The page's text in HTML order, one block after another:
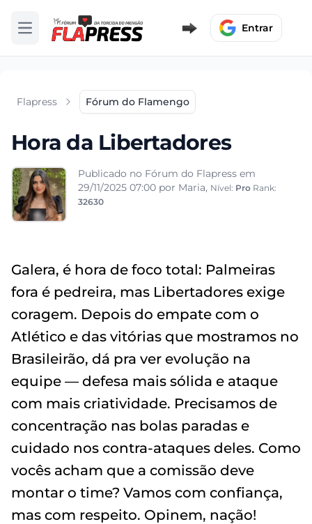
Abrir menu Entrar
Flapress Fórum do Flamengo
Hora da Libertadores
Publicado no Fórum do Flapress em
29/11/2025 07:00 por Maria, Nível: Pro Rank:
32630
Galera, é hora de foco total: Palmeiras
fora é pedreira, mas Libertadores exige
coragem. Depois do empate com o
Atlético e das vitórias que mostramos no
Brasileirão, dá pra ver evolução na
equipe — defesa mais sólida e ataque
com mais criatividade. Precisamos de
concentração nas bolas paradas e
cuidado nos contra-ataques deles. Como
vocês acham que a comissão deve
montar o time? Vamos com confiança,
mas com respeito. Opinem, nação!